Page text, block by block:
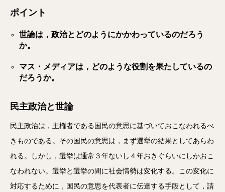
ポイント
世論は，政治とどのようにかかわっているのだろう
か。
マス・メディアは，どのような役割を果たしているの
だろうか。
民主政治と世論
民主政治は，主権者である国民の意思に基づいておこなわれるべ
きものである。その国民の意思は，まず選挙の結果としてあらわ
れる。しかし，選挙は通常３年ないし４年おきぐらいにしかおこ
なわれない。選挙と選挙の間に社会情勢は変化する。この変化に
対応するために，国民の意思を代表者に伝達する手段として，請